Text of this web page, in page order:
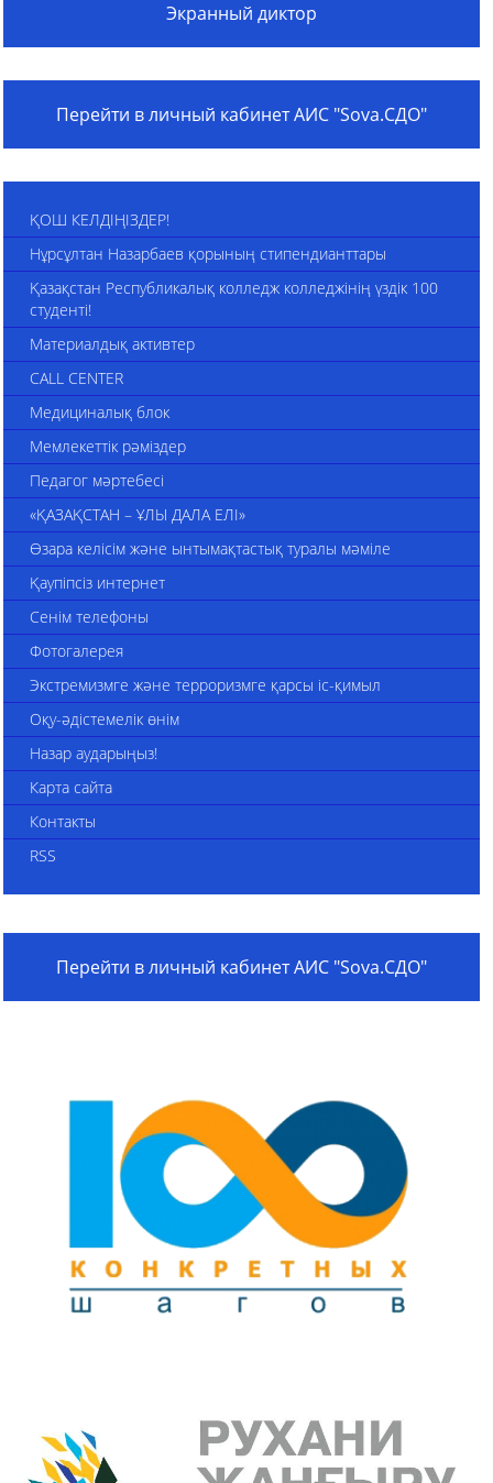
Экранный диктор
Перейти в личный кабинет АИС "Sova.СДО"
ҚОШ КЕЛДІҢІЗДЕР!
Нұрсұлтан Назарбаев қорының стипендианттары
Қазақстан Республикалық колледж колледжінің үздік 100
студенті!
Материалдық активтер
CALL CENTER
Медициналық блок
Мемлекеттік рәміздер
Педагог мәртебесі
«ҚАЗАҚСТАН – ҰЛЫ ДАЛА ЕЛІ»
Өзара келісім және ынтымақтастық туралы мәміле
Қаупіпсіз интернет
Сенім телефоны
Фотогалерея
Экстремизмге және терроризмге қарсы іс-қимыл
Оқу-әдістемелік өнім
Назар аударыңыз!
Карта сайта
Контакты
RSS
Перейти в личный кабинет АИС "Sova.СДО"